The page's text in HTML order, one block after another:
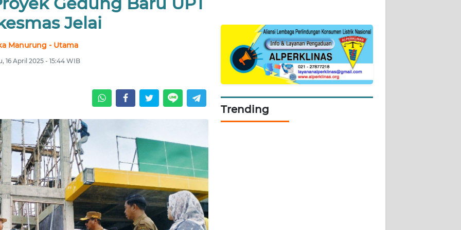
Jelai
Manurung - Utama
16 April 2025 - 15:44 WIB
Trending